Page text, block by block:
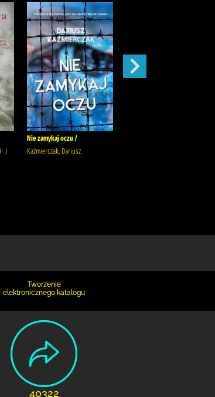
)
Nie zamykaj oczu /
Kaźmierczak, Dariusz
Tworzenie
elektronicznego katalogu
40322